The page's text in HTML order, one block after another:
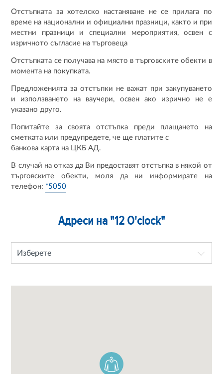
Отстъпката за хотелско настаняване не се прилага по
време на национални и официални празници, както и при
местни празници и специални мероприятия, освен с
изричното съгласие на търговеца
Отстъпката се получава на място в търговските обекти в
момента на покупката.
Предложенията за отстъпки не важат при закупуването
и използването на ваучери, освен ако изрично не е
указано друго.
Попитайте за своята отстъпка преди плащането на
сметката или предупредете, че ще платите с
банкова карта на ЦКБ АД.
В случай на отказ да Ви предоставят отстъпка в някой от
търговските обекти, моля да ни информирате на
телефон: *5050
Адреси на "12 O'clock"
Изберете